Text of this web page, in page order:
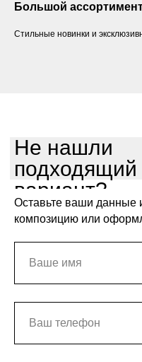
Большой
Стильные новинки и
Не нашли
подходящий
вариант?
Оставьте ваши данные
композицию или